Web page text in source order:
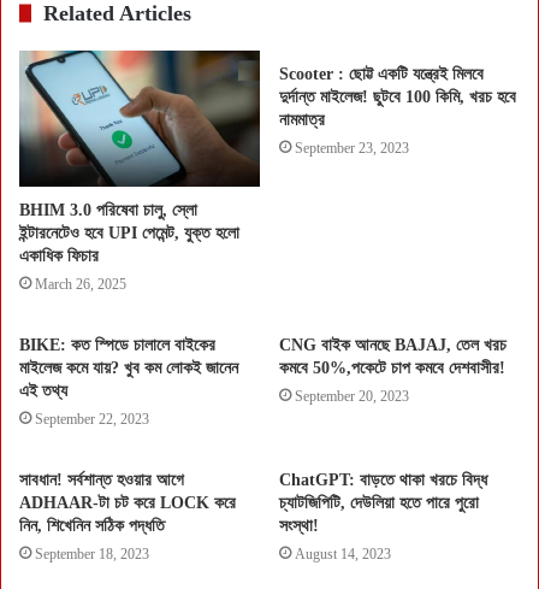
Related Articles
BHIM 3.0 পরিষেবা চালু, স্লো
ইন্টারনেটেও হবে UPI পেমেন্ট, যুক্ত হলো
একাধিক ফিচার
March 26, 2025
Scooter : ছোট্ট একটি যন্ত্রেই মিলবে
দুর্দান্ত মাইলেজ! ছুটবে 100 কিমি, খরচ হবে
নামমাত্র
September 23, 2023
BIKE: কত স্পিডে চালালে বাইকের
মাইলেজ কমে যায়? খুব কম লোকই জানেন
এই তথ্য
September 22, 2023
CNG বাইক আনছে BAJAJ, তেল খরচ
কমবে 50%,পকেটে চাপ কমবে দেশবাসীর!
September 20, 2023
সাবধান! সর্বশান্ত হওয়ার আগে
ADHAAR-টা চট করে LOCK করে
নিন, শিখেনিন সঠিক পদ্ধতি
September 18, 2023
ChatGPT: বাড়তে থাকা খরচে বিদ্ধ
চ্যাটজিপিটি, দেউলিয়া হতে পারে পুরো
সংস্থা!
August 14, 2023